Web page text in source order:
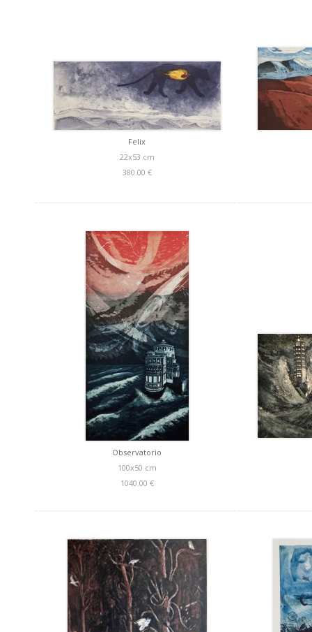
Felix
22x53 cm
380.00 €
Observatorio
100x50 cm
1040.00 €